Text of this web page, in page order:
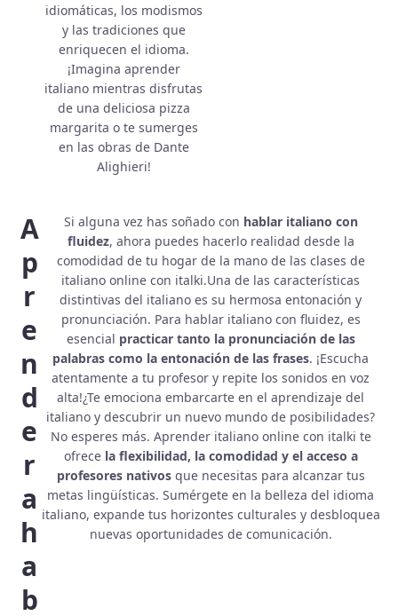
idiomáticas, los modismos
y las tradiciones que
enriquecen el idioma.
¡Imagina aprender
italiano mientras disfrutas
de una deliciosa pizza
margarita o te sumerges
en las obras de Dante
Alighieri!
A
p
r
e
n
d
e
r
a
h
a
b
Si alguna vez has soñado con hablar italiano con
fluidez, ahora puedes hacerlo realidad desde la
comodidad de tu hogar de la mano de las clases de
italiano online con italki.Una de las características
distintivas del italiano es su hermosa entonación y
pronunciación. Para hablar italiano con fluidez, es
esencial practicar tanto la pronunciación de las
palabras como la entonación de las frases. ¡Escucha
atentamente a tu profesor y repite los sonidos en voz
alta!¿Te emociona embarcarte en el aprendizaje del
italiano y descubrir un nuevo mundo de posibilidades?
No esperes más. Aprender italiano online con italki te
ofrecela flexibilidad, la comodidad y el acceso a
profesores nativosque necesitas para alcanzar tus
metas lingüísticas. Sumérgete en la belleza del idioma
italiano, expande tus horizontes culturales y desbloquea
nuevas oportunidades de comunicación.